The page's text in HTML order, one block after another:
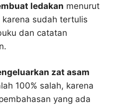
ledakan menurut
sudah tertulis
dan catatan
zat asam
100% salah, karena
yang ada